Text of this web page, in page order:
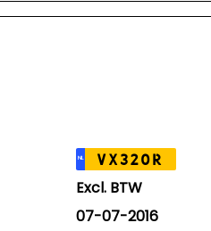
NL VX320R
Excl. BTW
07-07-2016